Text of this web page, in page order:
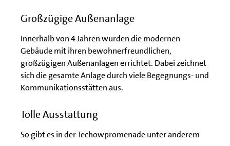
Großzügige Außenanlage
Innerhalb von 4 Jahren wurden die modernen
Gebäude mit ihren bewohnerfreundlichen,
großzügigen Außenanlagen errichtet. Dabei zeichnet
sich die gesamte Anlage durch viele Begegnungs- und
Kommunikationsstätten aus.
Tolle Ausstattung
So gibt es in der Techowpromenade unter anderem